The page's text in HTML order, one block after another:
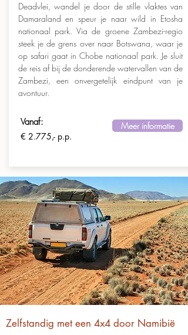
Deadvlei, wandel je door de stille vlaktes van
Damaraland en speur je naar wild in Etosha
nationaal park. Via de groene Zambezi-regio
steek je de grens over naar Botswana, waar je
op safari gaat in Chobe nationaal park. Je sluit
de reis af bij de donderende watervallen van de
Zambezi, een onvergetelijk eindpunt van je
avontuur.
Vanaf:
€ 2.775,- p.p.
Meer informatie
Zelfstandig met een 4x4 door Namibië